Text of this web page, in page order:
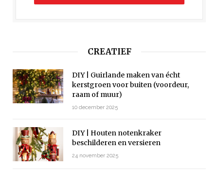
CREATIEF
DIY | Guirlande maken van écht
kerstgroen voor buiten (voordeur,
raam of muur)
10 december 2025
DIY | Houten notenkraker
beschilderen en versieren
24 november 2025